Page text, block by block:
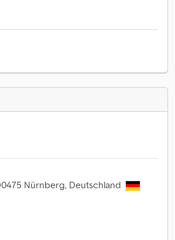
Nürnberg, Deutschland